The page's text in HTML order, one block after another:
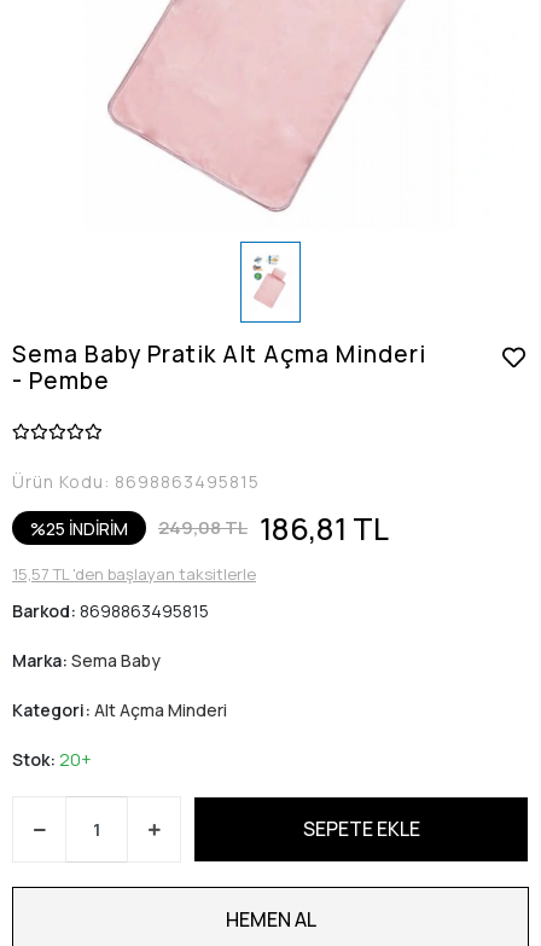
Sema Baby Pratik Alt Açma Minderi
- Pembe
Ürün Kodu: 8698863495815
%25 İNDİRİM 249,08 TL 186,81 TL
15,57 TL 'den başlayan taksitlerle
Barkod: 8698863495815
Marka: Sema Baby
Kategori: Alt Açma Minderi
Stok: 20+
SEPETE EKLE
HEMEN AL